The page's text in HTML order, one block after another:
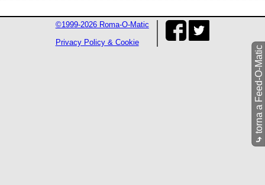
⤷
torna a Feed-O-Matic
©1999-2026 Roma-O-Matic
Privacy Policy & Cookie